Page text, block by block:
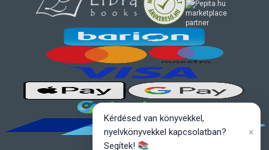
marketplace
partner
Kérdésed van könyvekkel,
nyelvkönyvekkel kapcsolatban?
Segítek! 📚
×